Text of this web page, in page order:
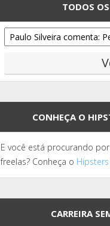
TODOS
CONHEÇA O
E você está procurando
freelas? Conheça o
CARREIRA